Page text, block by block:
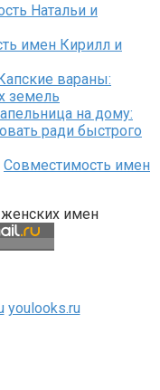
Натальи и
имен Кирилл и
вараны:
земель
на дому:
ради быстрого
Совместимость имен
имен
youlooks.ru